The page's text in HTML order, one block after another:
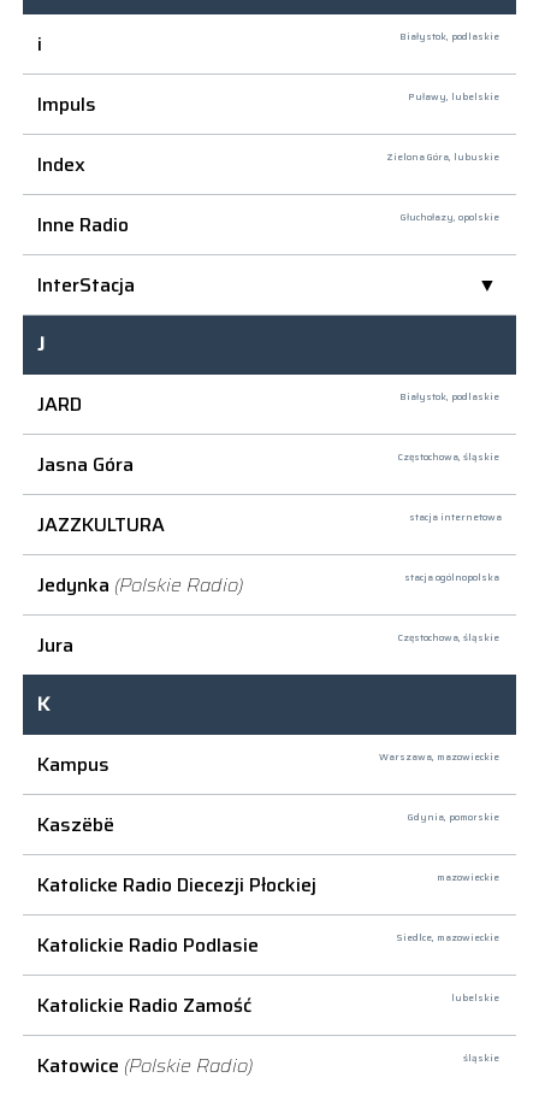
i
Białystok, podlaskie
Impuls Puławy, lubelskie
Index Zielona Góra, lubuskie
Inne Radio Głuchołazy, opolskie
InterStacja
J
JARD
Białystok, podlaskie
Jasna Góra Częstochowa, śląskie
JAZZKULTURA stacja internetowa
Jedynka (Polskie Radio) stacja ogólnopolska
Jura Częstochowa, śląskie
K
Kampus
Warszawa, mazowieckie
Kaszëbë Gdynia, pomorskie
Katolicke Radio Diecezji Płockiej mazowieckie
Katolickie Radio Podlasie Siedlce, mazowieckie
Katolickie Radio Zamość lubelskie
Katowice (Polskie Radio) śląskie